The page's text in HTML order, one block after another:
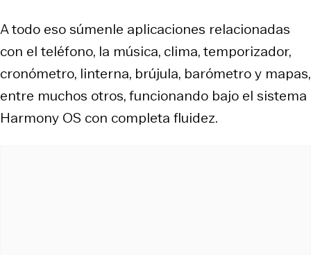
A todo eso súmenle aplicaciones relacionadas
con el teléfono, la música, clima, temporizador,
cronómetro, linterna, brújula, barómetro y mapas,
entre muchos otros, funcionando bajo el sistema
Harmony OS con completa fluidez.